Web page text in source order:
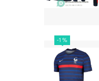
-1%